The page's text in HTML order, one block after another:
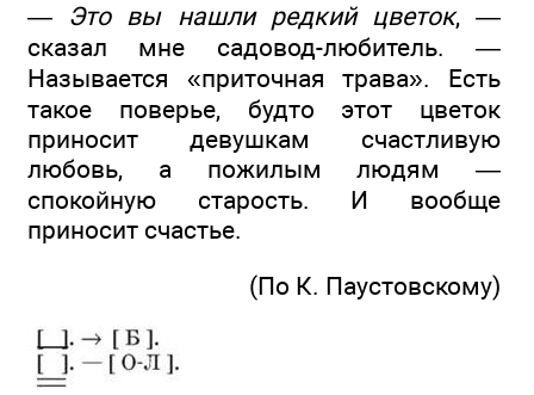
— Это вы нашли редкий цветок, —
сказал мне садовод-любитель. —
Называется «приточная трава». Есть
такое поверье, будто этот цветок
приносит девушкам счастливую
любовь, а пожилым людям —
спокойную старость. И вообще
приносит счастье.
(По К. Паустовскому)